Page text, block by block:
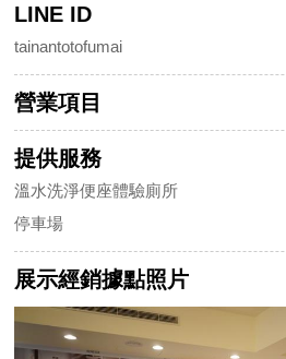
LINE ID
tainantotofumai
營業項目
提供服務
溫水洗淨便座體驗廁所
停車場
展示經銷據點照片